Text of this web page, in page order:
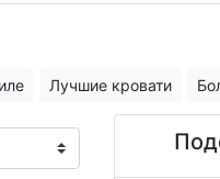
Лучшие кровати
малогабаритной квартиры